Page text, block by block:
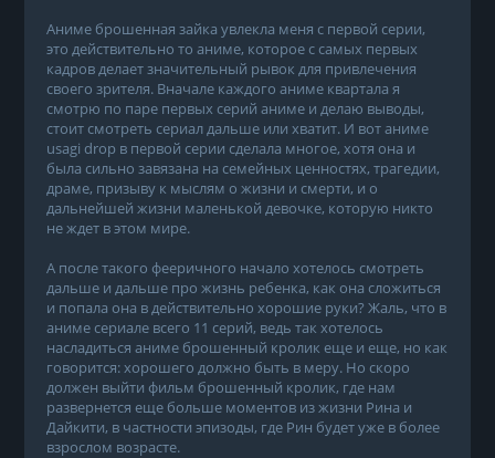
Аниме брошенная зайка увлекла меня с первой серии,
это действительно то аниме, которое с самых первых
кадров делает значительный рывок для привлечения
своего зрителя. Вначале каждого аниме квартала я
смотрю по паре первых серий аниме и делаю выводы,
стоит смотреть сериал дальше или хватит. И вот аниме
usagi drop в первой серии сделала многое, хотя она и
была сильно завязана на семейных ценностях, трагедии,
драме, призыву к мыслям о жизни и смерти, и о
дальнейшей жизни маленькой девочке, которую никто
не ждет в этом мире.
А после такого фееричного начало хотелось смотреть
дальше и дальше про жизнь ребенка, как она сложиться
и попала она в действительно хорошие руки? Жаль, что в
аниме сериале всего 11 серий, ведь так хотелось
насладиться аниме брошенный кролик еще и еще, но как
говорится: хорошего должно быть в меру. Но скоро
должен выйти фильм брошенный кролик, где нам
развернется еще больше моментов из жизни Рина и
Дайкити, в частности эпизоды, где Рин будет уже в более
взрослом возрасте.